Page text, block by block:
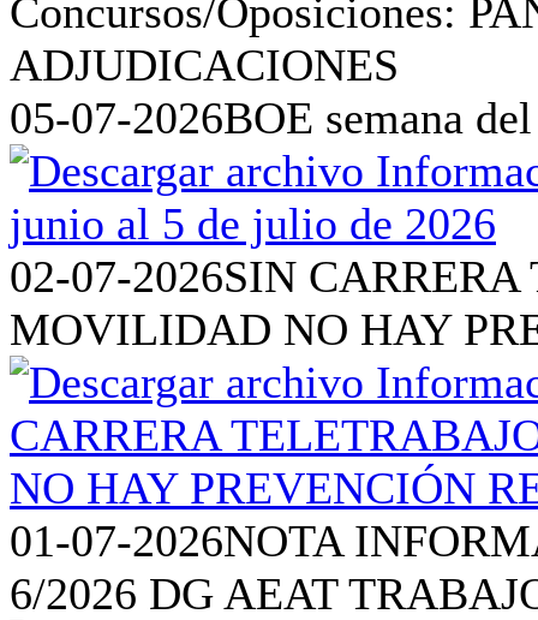
05-07-2026BOE semana
02-07-2026SIN
MOVILIDAD NO HAY
01-07-2026NOTA
6/2026 DG AEAT